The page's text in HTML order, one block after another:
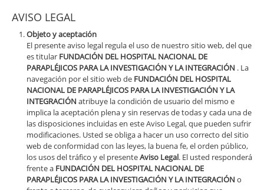
AVISO LEGAL
Objeto y aceptación
El presente aviso legal regula el uso de nuestro sitio web, del que
es titular FUNDACIÓN DEL HOSPITAL NACIONAL DE
PARAPLÉJICOS PARA LA INVESTIGACIÓN Y LA INTEGRACIÓN . La
navegación por el sitio web de FUNDACIÓN DEL HOSPITAL
NACIONAL DE PARAPLÉJICOS PARA LA INVESTIGACIÓN Y LA
INTEGRACIÓN atribuye la condición de usuario del mismo e
implica la aceptación plena y sin reservas de todas y cada una de
las disposiciones incluidas en este Aviso Legal, que pueden sufrir
modificaciones. Usted se obliga a hacer un uso correcto del sitio
web de conformidad con las leyes, la buena fe, el orden público,
los usos del tráfico y el presenteAviso Legal. El usted responderá
frente a FUNDACIÓN DEL HOSPITAL NACIONAL DE
PARAPLÉJICOS PARA LA INVESTIGACIÓN Y LA INTEGRACIÓN o